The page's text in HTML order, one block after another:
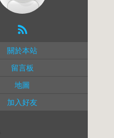
關於本站
留言板
地圖
加入好友